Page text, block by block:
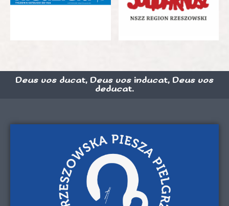
Deus vos ducat, Deus vos inducat, Deus vos
deducat.